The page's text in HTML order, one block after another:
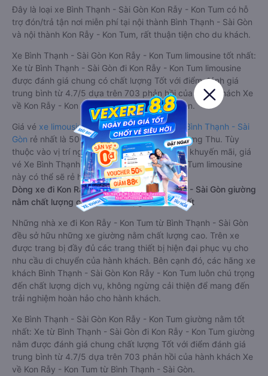
Đây là loại xe Bình Thạnh - Sài Gòn Kon Rẫy - Kon Tum có hỗ
trợ đón/trả tận nơi miễn phí tại nội thành Bình Thạnh - Sài Gòn
và nội thành Kon Rẫy - Kon Tum, rất thuận tiện cho du khách.
Xe Bình Thạnh - Sài Gòn Kon Rẫy - Kon Tum limousine tốt nhất:
Xe từ Bình Thạnh - Sài Gòn đi Kon Rẫy - Kon Tum limousine
được đánh giá chung có chất lượng Tốt với điểm đánh giá
trung bình từ 4.7/5 dựa trên 703 phản hồi của hành khách Xe
về Kon Rẫy - Kon Tum từ Bình Thạnh - Sài Gòn.
Giá vé xe limousine đi Kon Rẫy - Kon Tum từ Bình Thạnh - Sài
Gòn rẻ nhất là 500000VND của hãng xe Phượng Thu. Tùy
thuộc vào vị trí ngồi của bạn và chương trình khuyến mãi, giá
vé Xe Bình Thạnh - Sài Gòn đi Kon Rẫy - Kon Tum limousine
này có thể sẽ rẻ hơn
Dòng xe đi Kon Rẫy - Kon Tum từ Bình Thạnh - Sài Gòn giường
nằm chất lượng cao: Thoải mái, giá cả tốt nhất
Những nhà xe đi Kon Rẫy - Kon Tum từ Bình Thạnh - Sài Gòn
đều sở hữu những xe giường nằm chất lượng cao. Trên xe
được trang bị đầy đủ các trang thiết bị hiện đại phục vụ cho
nhu cầu di chuyển của hành khách. Bên cạnh đó, các hãng xe
khách Bình Thạnh - Sài Gòn Kon Rẫy - Kon Tum luôn chú trọng
đến chất lượng dịch vụ, không ngừng cải thiện để mang đến
trải nghiệm hoàn hảo cho hành khách.
Xe Bình Thạnh - Sài Gòn Kon Rẫy - Kon Tum giường nằm tốt
nhất: Xe từ Bình Thạnh - Sài Gòn đi Kon Rẫy - Kon Tum giường
nằm được đánh giá chung chất lượng Tốt với điểm đánh giá
trung bình từ 4.7/5 dựa trên 703 phản hồi của hành khách Xe
về Kon Rẫy - Kon Tum từ Bình Thạnh - Sài Gòn.